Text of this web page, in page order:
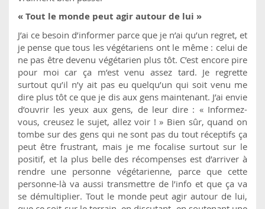
« Tout le monde peut agir autour de lui »
J’ai ce besoin d’informer parce que je n’ai qu’un regret, et
je pense que tous les végétariens ont le même : celui de
ne pas être devenu végétarien plus tôt. C’est encore pire
pour moi car ça m’est venu assez tard. Je regrette
surtout qu’il n’y ait pas eu quelqu’un qui soit venu me
dire plus tôt ce que je dis aux gens maintenant. J’ai envie
d’ouvrir les yeux aux gens, de leur dire : « Informez-
vous, creusez le sujet, allez voir ! » Bien sûr, quand on
tombe sur des gens qui ne sont pas du tout réceptifs ça
peut être frustrant, mais je me focalise surtout sur le
positif, et la plus belle des récompenses est d’arriver à
rendre une personne végétarienne, parce que cette
personne-là va aussi transmettre de l’info et que ça va
se démultiplier. Tout le monde peut agir autour de lui,